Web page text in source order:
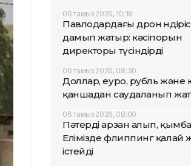
06 тамыз 2026, 10:18
Павлодардағы дрон
дамып жатыр: кәсіпорын
директоры түсіндірді
06 тамыз 2026, 08:30
Доллар, еуро, рубль және
қаншадан саудаланып
06 тамыз 2026, 08:00
Пәтерді арзан алып,
Елімізде флиппинг қалай
істейді